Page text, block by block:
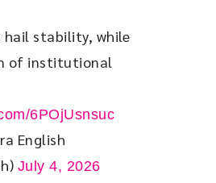
hail stability, while
of institutional
6POjUsnsuc
English
July 4, 2026